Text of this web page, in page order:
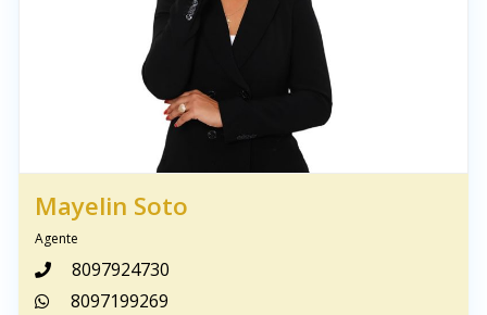
Mayelin Soto
Agente
8097924730
8097199269